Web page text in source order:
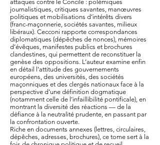
attaques contre le Concile : polémiques
journalistiques, critiques savantes, manœuvres
politiques et mobilisations d’intérêts divers
(franc-maçonnerie, sociétés savantes, milieux
libéraux). Cecconi rapporte correspondances
diplomatiques (dépêches de nonces), mémoires
d’évêques, manifestes publics et brochures
clandestines, qui permettent de reconstituer la
genèse des oppositions. L’auteur examine enfin
en détail l’attitude des gouvernements
européens, des universités, des sociétés
maçonniques et des clergés nationaux face à la
perspective d’une définition dogmatique
(notamment celle de l’infaillibilité pontificale), en
montrant la diversité des réactions — de la
défiance à la neutralité prudente, en passant par
la confrontation ouverte.
Riche en documents annexes (lettres, circulaires,
dépêches, adresses, brochures), ce tome sert à la